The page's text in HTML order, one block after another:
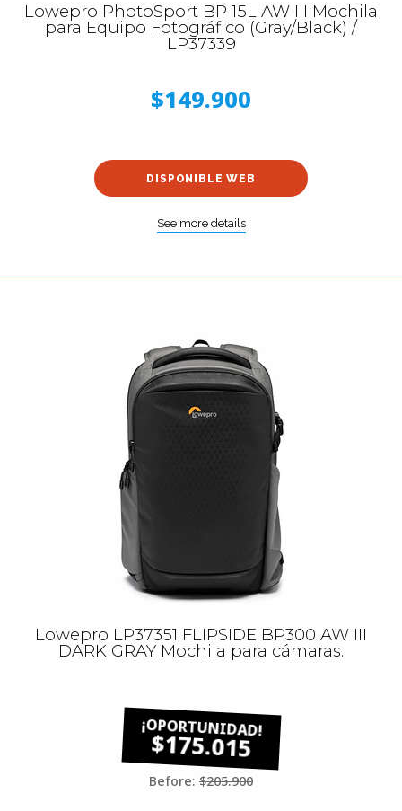
Lowepro PhotoSport BP 15L AW III Mochila
para Equipo Fotográfico (Gray/Black) /
LP37339
$149.900
DISPONIBLE WEB
See more details
Lowepro LP37351 FLIPSIDE BP300 AW III
DARK GRAY Mochila para cámaras.
$175.015
Before: $205.900